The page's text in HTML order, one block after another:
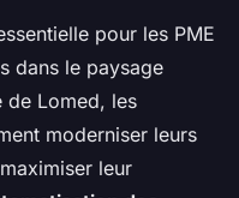
pour les PME
dans le paysage
de Lomed, les
moderniser leurs
leur